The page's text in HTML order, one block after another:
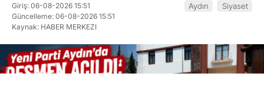
Giriş: 06-08-2026 15:51
Güncelleme: 06-08-2026 15:51
Kaynak: HABER MERKEZI
Aydın Siyaset